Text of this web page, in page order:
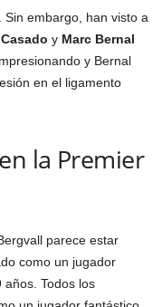
embargo, han visto a
y Marc Bernal
y Bernal
en el ligamento
la Premier
parece estar
como un jugador
Todos los